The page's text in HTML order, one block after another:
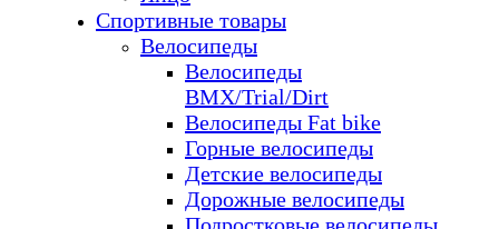
Спортивные товары
Велосипеды
Велосипеды
BMX/Trial/Dirt
Велосипеды Fat bike
Горные велосипеды
Детские велосипеды
Дорожные велосипеды